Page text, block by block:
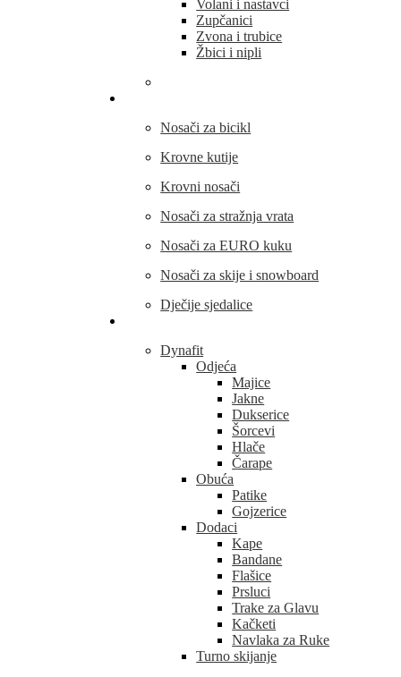
Volani i nastavci
Zupčanici
Zvona i trubice
Žbici i nipli
Nosači za bicikl
Krovne kutije
Krovni nosači
Nosači za stražnja vrata
Nosači za EURO kuku
Nosači za skije i snowboard
Dječije sjedalice
Dynafit
Odjeća
Majice
Jakne
Dukserice
Šorcevi
Hlače
Čarape
Obuća
Patike
Gojzerice
Dodaci
Kape
Bandane
Flašice
Prsluci
Trake za Glavu
Kačketi
Navlaka za Ruke
Turno skijanje